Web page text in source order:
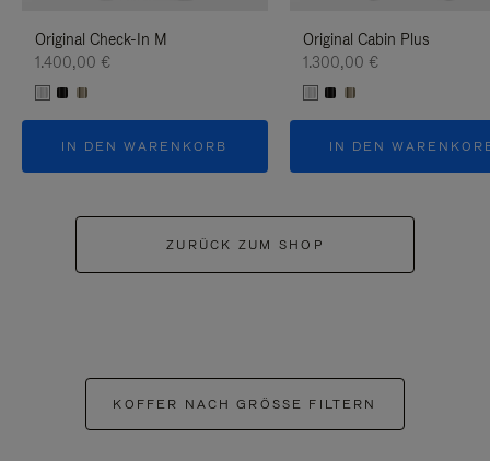
Original Check-In M
1.400,00 €
IN DEN WARENKORB
Original Cabin Plus
1.300,00 €
IN DEN
ZURÜCK ZUM SHOP
KOFFER NACH GRÖSSE FILTERN